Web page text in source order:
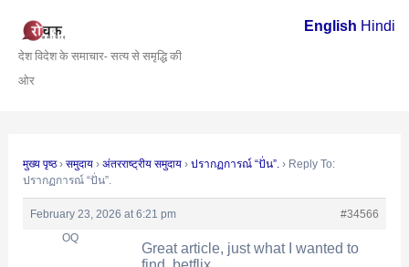
content
देश विदेश के समाचार- सत्य से समृद्धि की
ओर
मुख्य पृष्ठ › समुदाय › अंतरराष्ट्रीय समुदाय › ปรากฏการณ์ “ปั่น”. › Reply To:
ปรากฏการณ์ “ปั่น”.
February 23, 2026 at 6:21 pm
#34566
OQ
Great article, just what I wanted to
navigation
English Hindi